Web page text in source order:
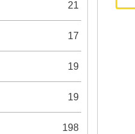
21
17
19
19
198